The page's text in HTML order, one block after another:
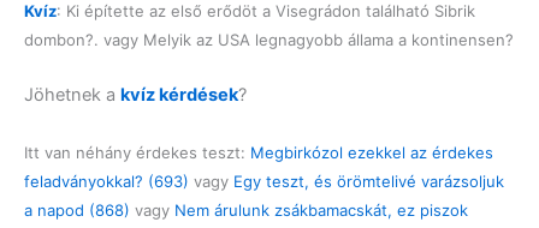
Kvíz: Ki építette az első erődöt a Visegrádon található Sibrik
dombon?. vagy Melyik az USA legnagyobb állama a kontinensen?
Jöhetnek a kvíz kérdések?
Itt van néhány érdekes teszt: Megbirkózol ezekkel az érdekes
feladványokkal? (693) vagy Egy teszt, és örömtelivé varázsoljuk
a napod (868) vagy Nem árulunk zsákbamacskát, ez piszok